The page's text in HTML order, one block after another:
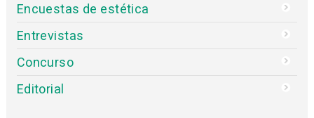
Encuestas de estética
Entrevistas
Concurso
Editorial